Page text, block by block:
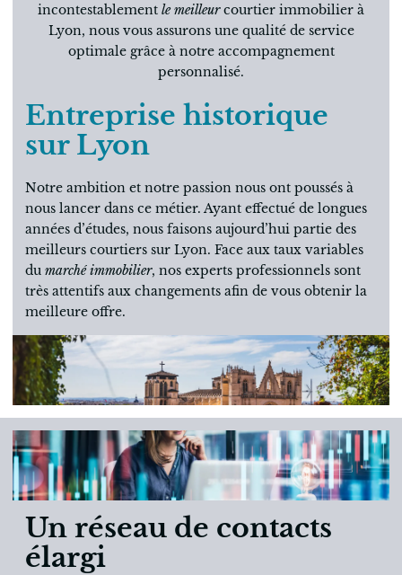
incontestablement le meilleurcourtier immobilier à
Lyon, nous vous assurons une qualité de service
optimale grâce à notre accompagnement
personnalisé.
Entreprise historique
sur Lyon
Notre ambition et notre passion nous ont poussés à
nous lancer dans ce métier. Ayant effectué de longues
années d’études, nous faisons aujourd’hui partie des
meilleurs courtiers sur Lyon. Face aux taux variables
du marché immobilier, nos experts professionnels sont
très attentifs aux changements afin de vous obtenir la
meilleure offre.
Un réseau de contacts
élargi